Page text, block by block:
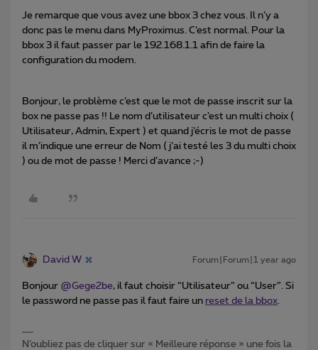
Je remarque que vous avez une bbox 3 chez vous. Il n’y a
donc pas le menu dans MyProximus. C’est normal. Pour la
bbox 3 il faut passer par le 192.168.1.1 afin de faire la
configuration du modem.
Bonjour, le problème c’est que le mot de passe inscrit sur la
box ne passe pas !! Le nom d’utilisateur c’est un multi choix (
Utilisateur, Admin, Expert ) et quand j’écris le mot de passe
il m’indique une erreur de Nom ( j’ai testé les 3 du multi choix
) ou de mot de passe ! Merci d’avance ;-)
David W Forum|Forum|1 year ago
Bonjour ​ @Gege2be, il faut choisir “Utilisateur” ou “User”. Si
le password ne passe pas il faut faire un reset de la bbox.
N’oubliez pas de cliquer sur « Meilleure réponse » une fois la